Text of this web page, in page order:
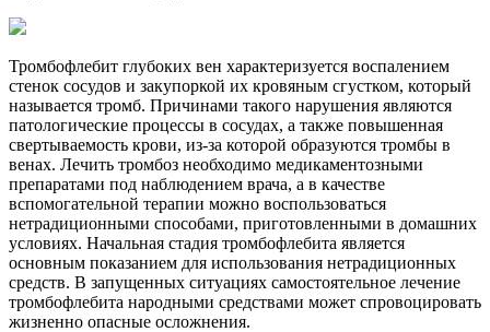
Тромбофлебит глубоких вен характеризуется воспалением
стенок сосудов и закупоркой их кровяным сгустком, который
называется тромб. Причинами такого нарушения являются
патологические процессы в сосудах, а также повышенная
свертываемость крови, из-за которой образуются тромбы в
венах. Лечить тромбоз необходимо медикаментозными
препаратами под наблюдением врача, а в качестве
вспомогательной терапии можно воспользоваться
нетрадиционными способами, приготовленными в домашних
условиях. Начальная стадия тромбофлебита является
основным показанием для использования нетрадиционных
средств. В запущенных ситуациях самостоятельное лечение
тромбофлебита народными средствами может спровоцировать
жизненно опасные осложнения.